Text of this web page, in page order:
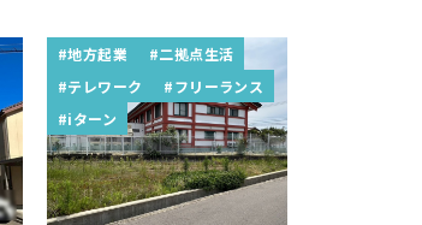
#地方起業
#二拠点生活
#テレワーク
#フリーランス
#iターン